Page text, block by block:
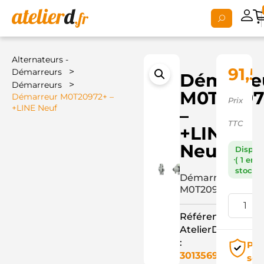
Alternateurs -
Démarreurs
>
Démarreurs >
Démarreur M0T20972+ –
+LINE Neuf
–
+LINE
Neuf
Démarreur
M0T20972+
Référence
AtelierD
:
3013569
Prix
TTC
( 1 en
stock )